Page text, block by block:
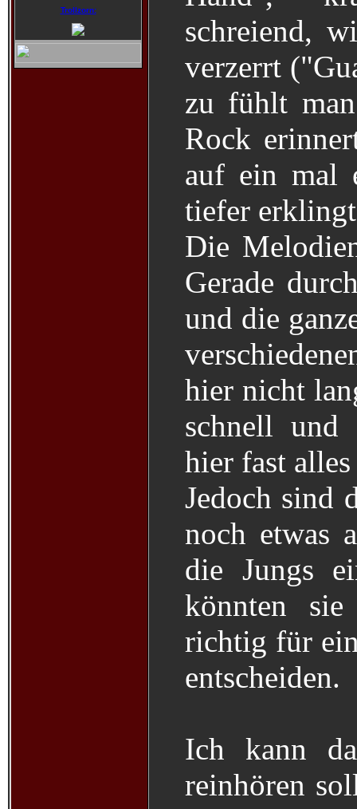
Trollzorn:
schreiend,
verzerrt
zu fühlt
Rock
auf ein mal
tiefer
Die
Gerade
und die
hier nicht
schnell und
hier fast
Jedoch sind
noch etwas
die Jungs
könnten
richtig für
entscheiden.
Ich kann
reinhören